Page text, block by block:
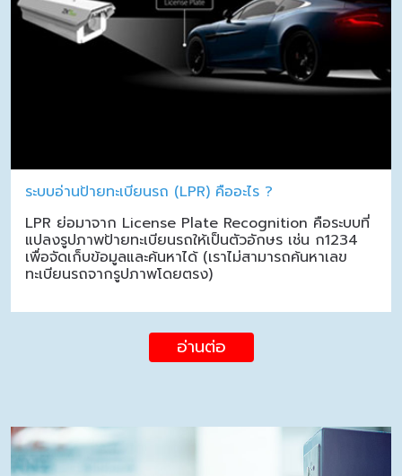
ระบบอ่านป้ายทะเบียนรถ (LPR) คืออะไร ?
LPR ย่อมาจาก License Plate Recognition คือระบบที่
แปลงรูปภาพป้ายทะเบียนรถให้เป็นตัวอักษร เช่น ก1234
เพื่อจัดเก็บข้อมูลและค้นหาได้ (เราไม่สามารถค้นหาเลข
ทะเบียนรถจากรูปภาพโดยตรง)
อ่านต่อ